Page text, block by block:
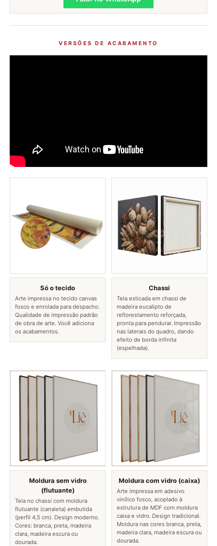
VERSÕES DE ACABAMENTO
Só o tecido
Arte impressa no tecido canvas
fosco e enrolada para despacho.
Qualidade de impressão padrão
de obra de arte. Você adiciona
os acabamentos.
Chassi
Tela esticada em chassi de
madeira eucalipto de
reflorestamento reforçada,
pronta para pendurar. Impressão
nas laterais do quadro, dando
efeito de borda infinita
(espelhada).
Moldura sem vidro
(flutuante)
Tela no chassi com moldura
flutuante (canaleta) embutida
(perfil 4,5 cm). Design moderno.
Cores: branca, preta, madeira
clara, madeira escura ou
dourada.
Moldura com vidro (caixa)
Arte impressa em adesivo
vinílico fosco, acoplado à
estrutura de MDF com moldura
caixa e vidro. Design tradicional.
Moldura nas cores branca, preta,
madeira clara, madeira escura ou
dourada.